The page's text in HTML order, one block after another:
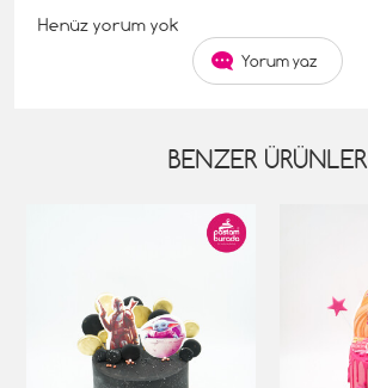
Henüz yorum yok
Yorum yaz
BENZER ÜRÜNLER